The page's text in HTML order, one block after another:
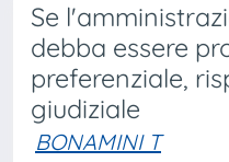
Se
debba essere
preferenziale,
giudiziale
BONAMINI T